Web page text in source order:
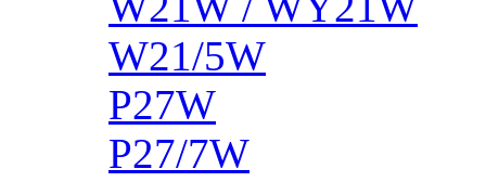
W21/5W
P27W
P27/7W